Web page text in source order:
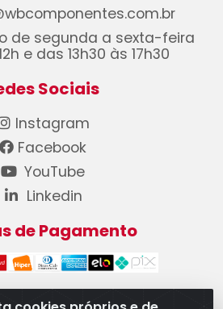
de segunda a sexta-feira
e das 13h30 às 17h30
Sociais
Instagram
Facebook
YouTube
Linkedin
de Pagamento